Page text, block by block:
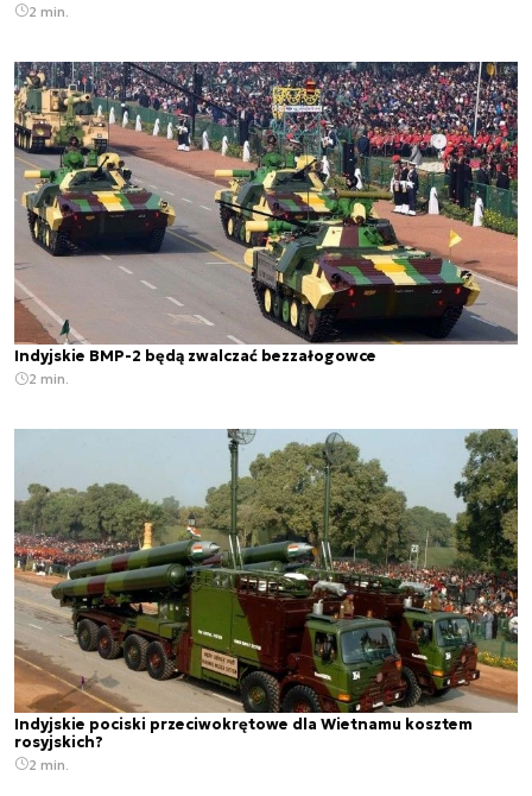
2 min.
Indyjskie BMP-2 będą zwalczać bezzałogowce
2 min.
Indyjskie pociski przeciwokrętowe dla Wietnamu kosztem
rosyjskich?
2 min.